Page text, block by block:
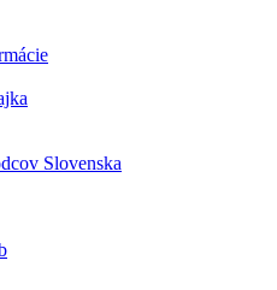
Slovenska